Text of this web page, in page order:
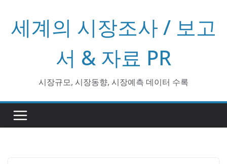
기
세계의 시장조사 / 보고
서 & 자료 PR
시장규모, 시장동향, 시장예측 데이터 수록